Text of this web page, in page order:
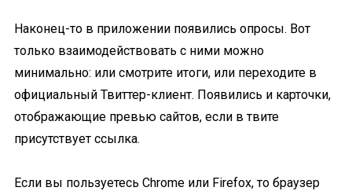
Наконец-то в приложении появились опросы. Вот
только взаимодействовать с ними можно
минимально: или смотрите итоги, или переходите в
официальный Твиттер-клиент. Появились и карточки,
отображающие превью сайтов, если в твите
присутствует ссылка.
Если вы пользуетесь Chrome или Firefox, то браузер